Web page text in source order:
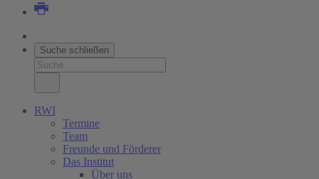
Suche schließen
RWI
Termine
Team
Freunde und Förderer
Das Institut
Über uns